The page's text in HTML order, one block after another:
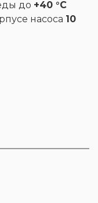
до +40 °C
насоса 10